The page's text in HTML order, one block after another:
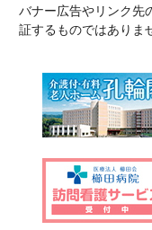
バナー広告やリンク先
証するものではありま